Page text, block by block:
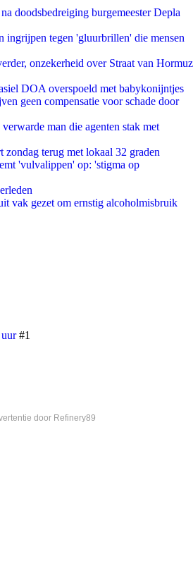
doodsbedreiging burgemeester Depla
tegen 'gluurbrillen' die mensen
onzekerheid over Straat van Hormuz
DOA overspoeld met babykonijntjes
geen compensatie voor schade door
man die agenten stak met
zondag terug met lokaal 32 graden
'vulvalippen' op: 'stigma op
vak gezet om ernstig alcoholmisbruik
#1
door Refinery89